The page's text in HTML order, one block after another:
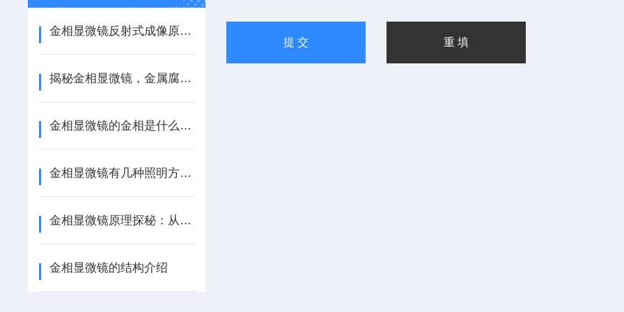
金相显微镜反射式成像原理与光学镜头清洁维护
揭秘金相显微镜，金属腐蚀过程的实时观察者
金相显微镜的金相是什么意思？
金相显微镜有几种照明方式？
金相显微镜原理探秘：从微观光学到图像处理的核心技术
金相显微镜的结构介绍